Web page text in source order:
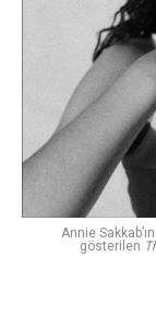
Annie
gösterilen